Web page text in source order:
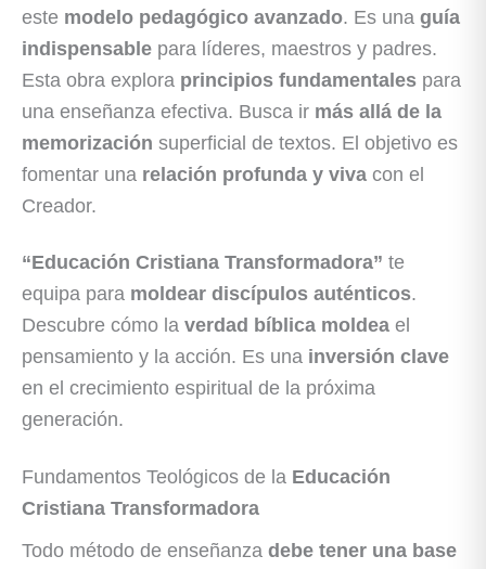
este modelo pedagógico avanzado. Es una guía
indispensable para líderes, maestros y padres.
Esta obra explora principios fundamentales para
una enseñanza efectiva. Busca ir más allá de la
memorización superficial de textos. El objetivo es
fomentar una relación profunda y viva con el
Creador.
“Educación Cristiana Transformadora” te
equipa para moldear discípulos auténticos.
Descubre cómo la verdad bíblica moldea el
pensamiento y la acción. Es una inversión clave
en el crecimiento espiritual de la próxima
generación.
Fundamentos Teológicos de la Educación
Cristiana Transformadora
Todo método de enseñanza debe tener una base